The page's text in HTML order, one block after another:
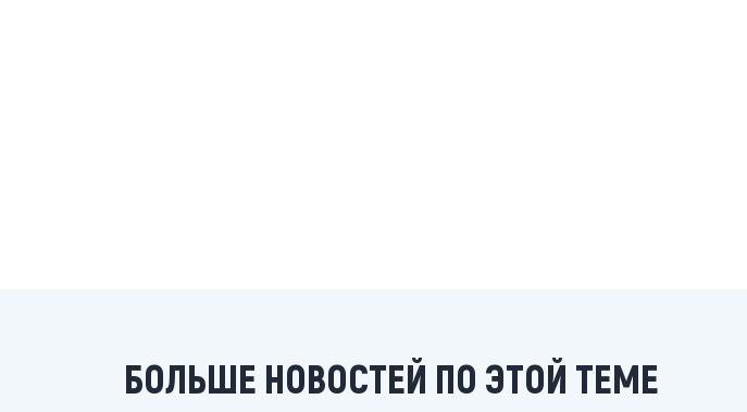
БОЛЬШЕ НОВОСТЕЙ ПО ЭТОЙ ТЕМЕ